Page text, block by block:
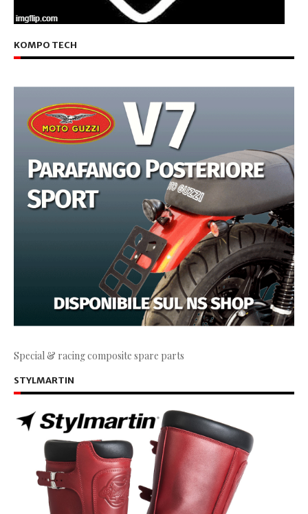
KOMPO TECH
Special & racing composite spare parts
STYLMARTIN